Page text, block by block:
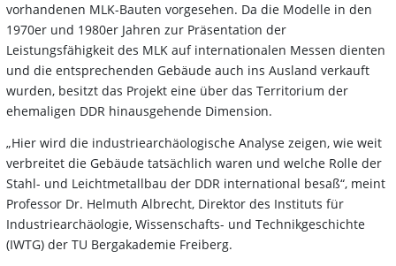
vorhandenen MLK-Bauten vorgesehen. Da die Modelle in den
1970er und 1980er Jahren zur Präsentation der
Leistungsfähigkeit des MLK auf internationalen Messen dienten
und die entsprechenden Gebäude auch ins Ausland verkauft
wurden, besitzt das Projekt eine über das Territorium der
ehemaligen DDR hinausgehende Dimension.
„Hier wird die industriearchäologische Analyse zeigen, wie weit
verbreitet die Gebäude tatsächlich waren und welche Rolle der
Stahl- und Leichtmetallbau der DDR international besaß“, meint
Professor Dr. Helmuth Albrecht, Direktor des Instituts für
Industriearchäologie, Wissenschafts- und Technikgeschichte
(IWTG) der TU Bergakademie Freiberg.